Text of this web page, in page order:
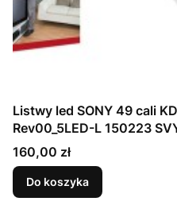
Listwy led SONY 49 cali KD-
Rev00_5LED-L 150223
1502
Cena
160,00 zł
Do koszyka